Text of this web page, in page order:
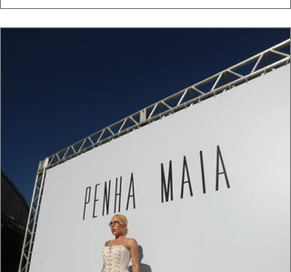
algo de intemporal em vestir o vento e
que ele conduza a cena. Cada dobra do
cada reflexo dourado da luz sobre a pe